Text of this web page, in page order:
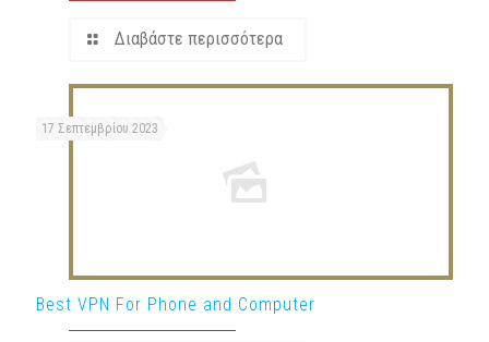
Διαβάστε περισσότερα
17 Σεπτεμβρίου 2023
Best VPN For Phone and Computer